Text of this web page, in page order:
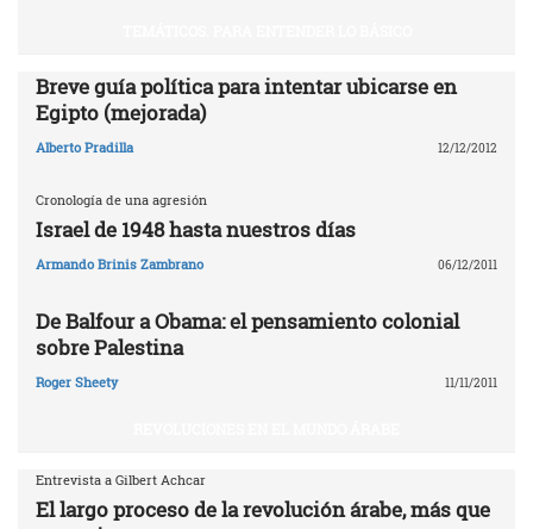
Breve guía política para intentar ubicarse en
Egipto (mejorada)
Alberto Pradilla 12/12/2012
Cronología de una agresión
Israel de 1948 hasta nuestros días
Armando Brinis Zambrano 06/12/2011
De Balfour a Obama: el pensamiento colonial
sobre Palestina
Roger Sheety 11/11/2011
Entrevista a Gilbert Achcar
El largo proceso de la revolución árabe, más que